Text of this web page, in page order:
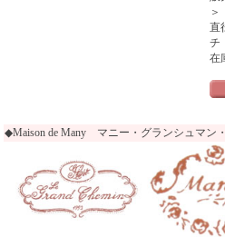
＞
直
チ
在
◆Maison de Many マニー・グランシュマン